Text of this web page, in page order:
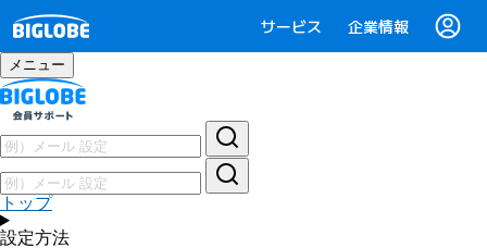
サービス 企業情報
メニュー
トップ
設定方法